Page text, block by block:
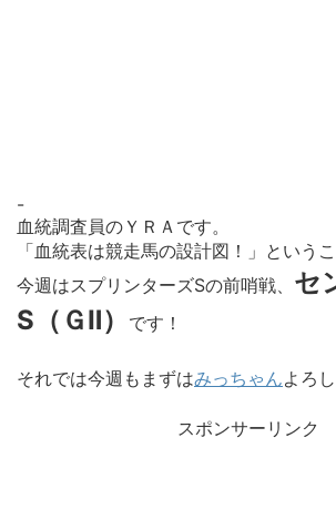
-
血統調査員のＹＲＡです。
「血統表は競走馬の設計図！」というこ
今週はスプリンターズSの前哨戦、 セ
S（ＧⅡ）
です！
それでは今週もまずはみっちゃんよろ
スポンサーリンク